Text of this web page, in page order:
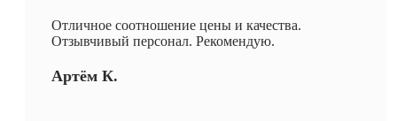
Отличное соотношение цены и качества.
Отзывчивый персонал. Рекомендую.
Артём К.